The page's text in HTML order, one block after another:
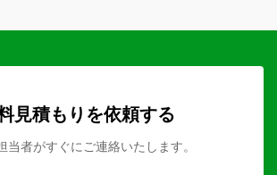
見積もりを依頼する
当者がすぐにご連絡いたします。